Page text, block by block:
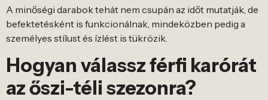
A minőségi darabok tehát nem csupán az időt mutatják, de
befektetésként is funkcionálnak, mindeközben pedig a
személyes stílust és ízlést is tükrözik.
Hogyan válassz férfi karórát
az őszi-téli szezonra?